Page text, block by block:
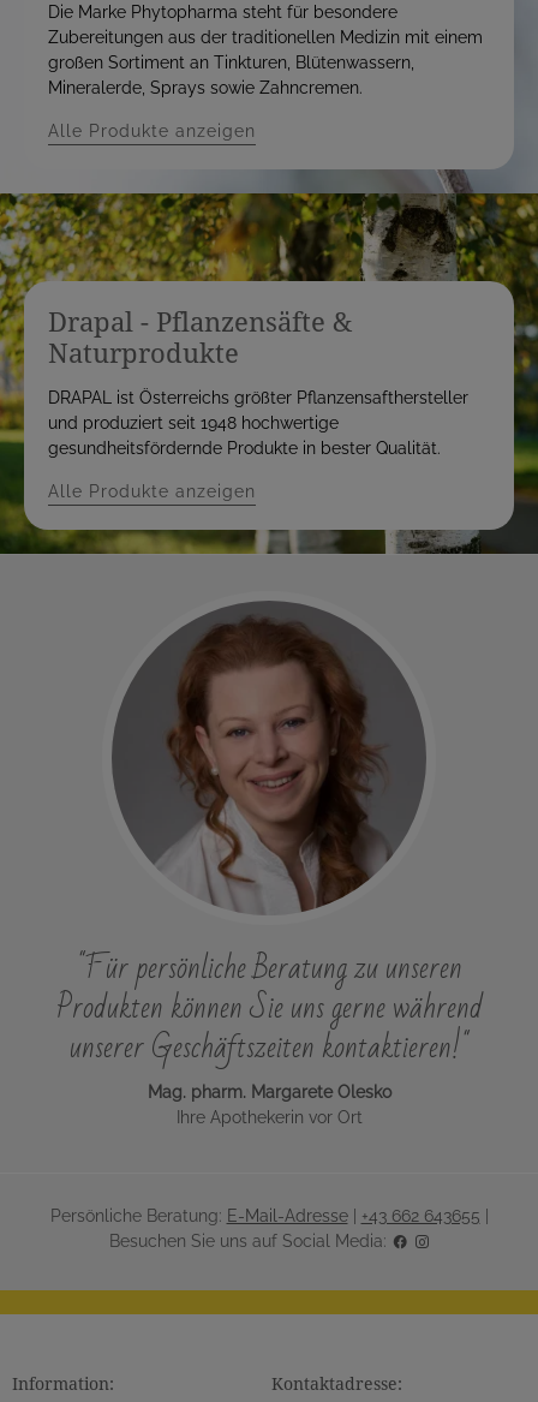
Die Marke Phytopharma steht für besondere
Zubereitungen aus der traditionellen Medizin mit einem
großen Sortiment an Tinkturen, Blütenwassern,
Mineralerde, Sprays sowie Zahncremen.
Alle Produkte anzeigen
Drapal - Pflanzensäfte &
Naturprodukte
DRAPAL ist Österreichs größter Pflanzensafthersteller
und produziert seit 1948 hochwertige
gesundheitsfördernde Produkte in bester Qualität.
Alle Produkte anzeigen
"Für persönliche Beratung zu unseren
Produkten können Sie uns gerne während
unserer Geschäftszeiten kontaktieren!"
Mag. pharm. Margarete Olesko
Ihre Apothekerin vor Ort
Persönliche Beratung: E-Mail-Adresse| +43 662 643655
Besuchen Sie uns auf Social Media:
Information: Kontaktadresse: